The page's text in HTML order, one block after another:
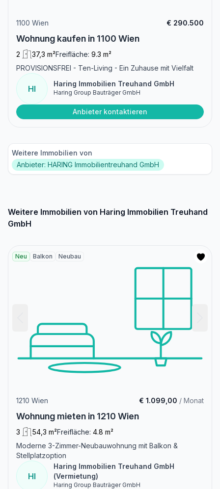
1100 Wien € 290.500
Wohnung kaufen in 1100 Wien
2 37,3 m²Freifläche: 9.3 m²
PROVISIONSFREI - Ten-Living - Ein Zuhause mit Vielfalt
HI
Haring Immobilien Treuhand GmbH
Haring Group Bauträger GmbH
Anbieter kontaktieren
Weitere Immobilien von
Anbieter: HARING Immobilientreuhand GmbH
Weitere Immobilien von Haring Immobilien Treuhand
GmbH
Neu Balkon Neubau
1210 Wien € 1.099,00 / Monat
Wohnung mieten in 1210 Wien
3 54,3 m²Freifläche: 4.8 m²
Moderne 3-Zimmer-Neubauwohnung mit Balkon &
Stellplatzoption
HI
Haring Immobilien Treuhand GmbH
(Vermietung)
Haring Group Bauträger GmbH